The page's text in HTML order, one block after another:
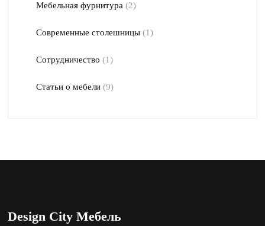
Мебельная фурнитура (2)
Современные столешницы(1)
Сотрудничество (1)
Статьи о мебели(9)
Design City Мебель